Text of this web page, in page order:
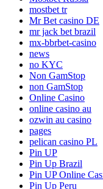
mostbet tr
Mr Bet casino DE
mr jack bet brazil
mx-bbrbet-casino
news
no KYC
Non GamStop
non GamStop
Online Casino
online casino au
ozwin au casino
pages
pelican casino PL
Pin UP
Pin Up Brazil
Pin UP Online
Pin Up Peru